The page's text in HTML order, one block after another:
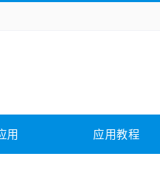
音软件 插件下载
用 应用教程